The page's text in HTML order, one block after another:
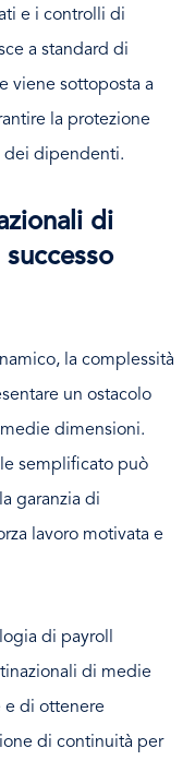
e i controlli di
a standard di
viene sottoposta a
la protezione
dei dipendenti.
di
la complessità
un ostacolo
dimensioni.
semplificato può
garanzia di
lavoro motivata e
di payroll
di medie
e di ottenere
di continuità per